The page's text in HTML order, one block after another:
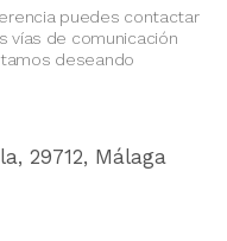
puedes contactar
vías de comunicación
deseando
29712, Málaga